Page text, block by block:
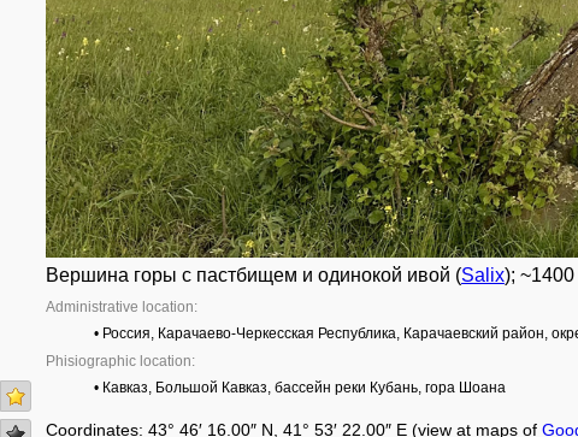
Вершина горы с пастбищем и одинокой ивой (Salix);
Administrative location:
• Россия, Карачаево-Черкесская Республика, Карачаевский район,
Phisiographic location:
• Кавказ, Большой Кавказ, бассейн реки Кубань, гора Шоана
Coordinates: 43° 46′ 16.00″ N, 41° 53′ 22.00″ E (view at maps of